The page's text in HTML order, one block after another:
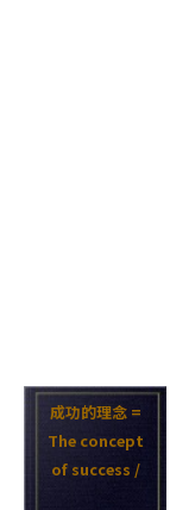
成功的理念 =
The concept
of success /